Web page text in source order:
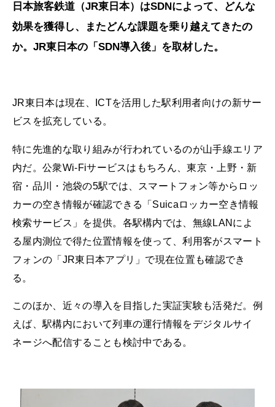
日本旅客鉄道（JR東日本）はSDNによって、どんな
効果を獲得し、またどんな課題を乗り越えてきたの
か。JR東日本の「SDN導入後」を取材した。
JR東日本は現在、ICTを活用した駅利用者向けの新サー
ビスを拡充している。
特に先進的な取り組みが行われているのが山手線エリア
内だ。公衆Wi-Fiサービスはもちろん、東京・上野・新
宿・品川・池袋の5駅では、スマートフォン等からロッ
カーの空き情報が確認できる「Suicaロッカー空き情報
検索サービス」を提供。各駅構内では、無線LANによ
る屋内測位で得た位置情報を使って、利用客がスマート
フォンの「JR東日本アプリ」で現在位置も確認でき
る。
このほか、近々の導入を目指した実証実験も活発だ。例
えば、駅構内において列車の運行情報をデジタルサイ
ネージへ配信することも検討中である。